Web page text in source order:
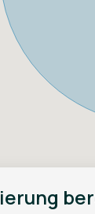
Vereine
Schwimmen
zu erleben.
zu fühlen